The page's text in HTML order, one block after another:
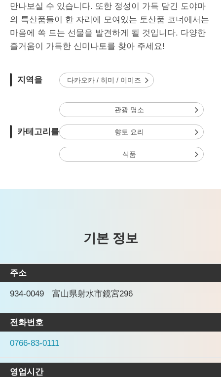
만나보실 수 있습니다. 또한 정성이 가득 담긴 도야마
의 특산품들이 한 자리에 모여있는 토산품 코너에서는
마음에 쏙 드는 선물을 발견하게 될 것입니다. 다양한
즐거움이 가득한 신미나토를 찾아 주세요!
지역을 다카오카 / 히미 / 이미즈
카테고리를
관광 명소
향토 요리
식품
기본 정보
주소
934-0049 富山県射水市鏡宮296
전화번호
0766-83-0111
영업시간